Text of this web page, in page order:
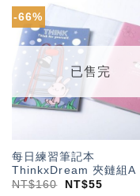
-66%
已售完
每日練習筆記本
ThinkxDream 夾鏈組A
NT$160 NT$55